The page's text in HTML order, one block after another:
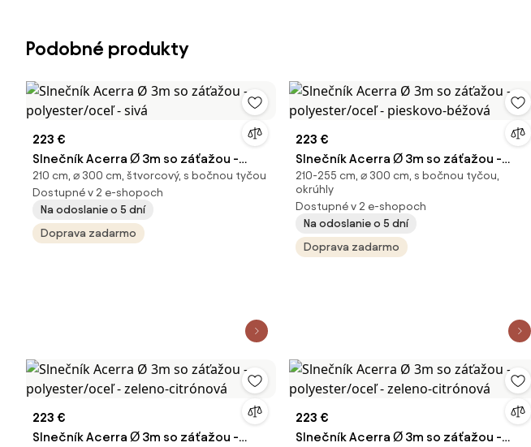
Podobné produkty
223 €
Slnečník Acerra Ø 3m so záťažou -
polyester/oceľ - sivá
210 cm, ⌀ 300 cm, štvorcový, s bočnou tyčou
Dostupné v 2 e-shopoch
Na odoslanie o 5 dní
Doprava zadarmo
223 €
Slnečník Acerra Ø 3m so záťažou -
polyester/oceľ - pieskovo-béžová
210-255 cm, ⌀ 300 cm, s bočnou tyčou,
okrúhly
Dostupné v 2 e-shopoch
Na odoslanie o 5 dní
Doprava zadarmo
223 €
Slnečník Acerra Ø 3m so záťažou -
223 €
Slnečník Acerra Ø 3m so záťažou -